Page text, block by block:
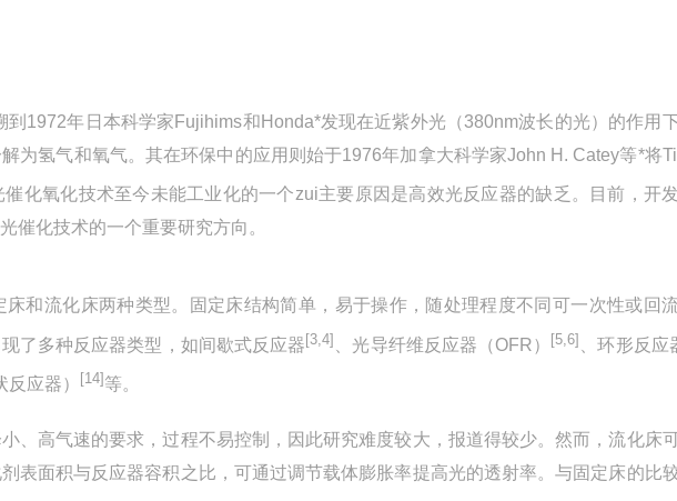
年日本科学家Fujihims和Honda*发现在近紫外光（380nm波长的光）的作用
为氢气和氧气。其在环保中的应用则始于1976年加拿大科学家John H. Catey等*将
化氧化技术至今未能工业化的一个zui主要原因是高效光反应器的缺乏。目前，开
催化技术的一个重要研究方向。
流化床两种类型。固定床结构简单，易于操作，随处理程度不同可一次性或回
了多种反应器类型，如间歇式反应器[3,4] 、光导纤维反应器（OFR） [5,6] 、环形反应
应器） [14]等。
、高气速的要求，过程不易控制，因此研究难度较大，报道得较少。然而，流化床
表面积与反应器容积之比，可通过调节载体膨胀率提高光的透射率。与固定床的比